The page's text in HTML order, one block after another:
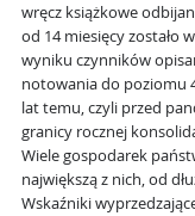
wręcz książkowe
od 14 miesięcy zostało
wyniku czynników
notowania do poziomu
lat temu, czyli przed
granicy rocznej
Wiele gospodarek
największą z nich, od
Wskaźniki